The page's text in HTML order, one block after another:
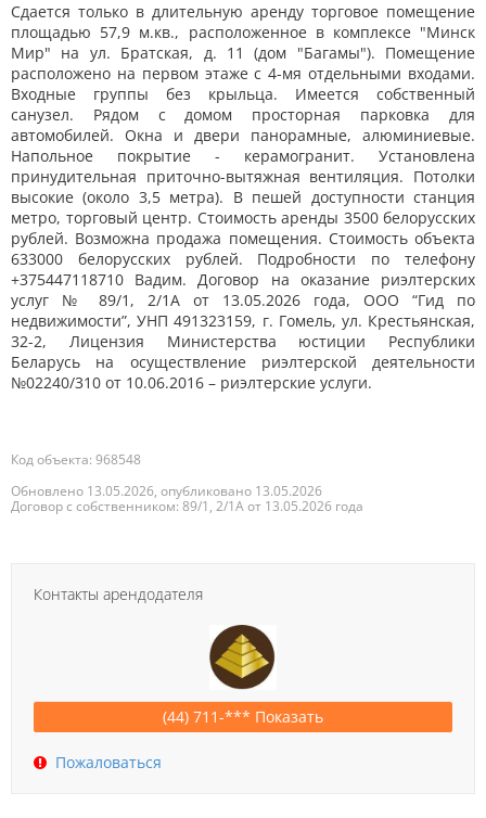
Сдается только в длительную аренду торговое помещение
площадью 57,9 м.кв., расположенное в комплексе "Минск
Мир" на ул. Братская, д. 11 (дом "Багамы"). Помещение
расположено на первом этаже с 4-мя отдельными входами.
Входные группы без крыльца. Имеется собственный
санузел. Рядом с домом просторная парковка для
автомобилей. Окна и двери панорамные, алюминиевые.
Напольное покрытие - керамогранит. Установлена
принудительная приточно-вытяжная вентиляция. Потолки
высокие (около 3,5 метра). В пешей доступности станция
метро, торговый центр. Стоимость аренды 3500 белорусских
рублей. Возможна продажа помещения. Стоимость объекта
633000 белорусских рублей. Подробности по телефону
+375447118710 Вадим. Договор на оказание риэлтерских
услуг № 89/1, 2/1А от 13.05.2026 года, ООО “Гид по
недвижимости”, УНП 491323159, г. Гомель, ул. Крестьянская,
32-2, Лицензия Министерства юстиции Республики
Беларусь на осуществление риэлтерской деятельности
№02240/310 от 10.06.2016 – риэлтерские услуги.
Код объекта: 968548
Обновлено 13.05.2026, опубликовано 13.05.2026
Договор с собственником: 89/1, 2/1А от 13.05.2026 года
Контакты арендодателя
(44) 711-*** Показать
Пожаловаться